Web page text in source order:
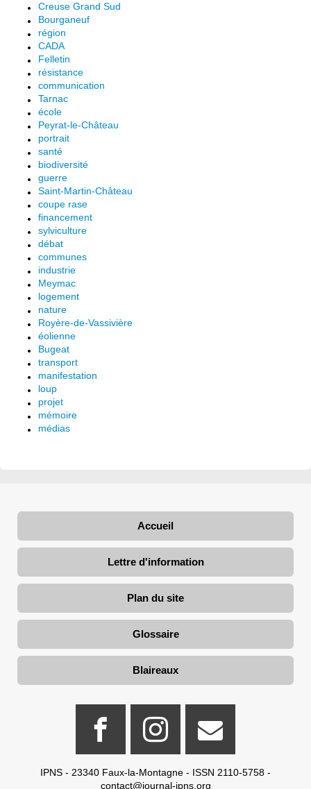
Creuse Grand Sud
Bourganeuf
région
CADA
Felletin
résistance
communication
Tarnac
école
Peyrat-le-Château
portrait
santé
biodiversité
guerre
Saint-Martin-Château
coupe rase
financement
sylviculture
débat
communes
industrie
Meymac
logement
nature
Royère-de-Vassivière
éolienne
Bugeat
transport
manifestation
loup
projet
mémoire
médias
Accueil
Lettre d'information
Plan du site
Glossaire
Blaireaux
IPNS - 23340 Faux-la-Montagne - ISSN 2110-5758 -
contact@journal-ipns.org